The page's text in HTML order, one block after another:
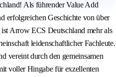
Als führender Value Add
erfolgreichen Geschichte von über
Arrow ECS Deutschland mehr als
leidenschaftlicher Fachleute.
vereint durch den gemeinsamen
voller Hingabe für exzellenten